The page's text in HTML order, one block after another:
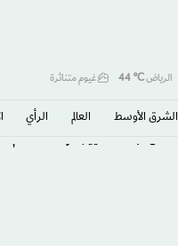
الرياض℃
44 غيوم متناثرة
الشرق الأوسط​ العالم الرأي